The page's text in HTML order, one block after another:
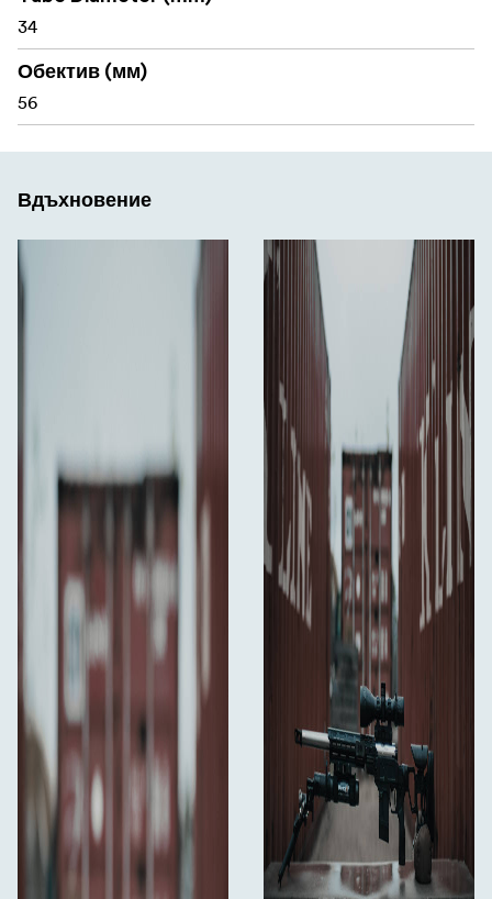
Какво има в кутията:
Инструмент за регулиране на барабанчетата и
Вложка за лоста за превключване
Инструмент за капачката на батерията
Всички продукти на Telson Optics са подкрепени от
доживотна гаранция, което отразява увереността на
марката в качеството, издръжливостта и
дългосрочната им работа.
34
Обектив (мм)
56
Вдъхновение